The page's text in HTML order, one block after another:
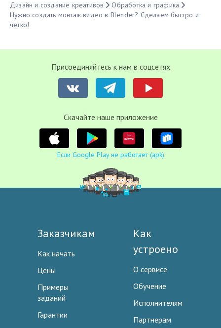
Дизайн и создание креативов
Обработка и графика
Нужно создать монтаж видео в Blender? Сделаем быстро и
четко!
Присоединяйтесь к нам в соцсетях
Cкачайте наше приложение
Если Google Play не работает (apk)
Заказчикам
Как начать
Цены
Примеры
заданий
Гарантии
Как
устроено
О сервисе
Обучение
Исполнителям
Партнерам